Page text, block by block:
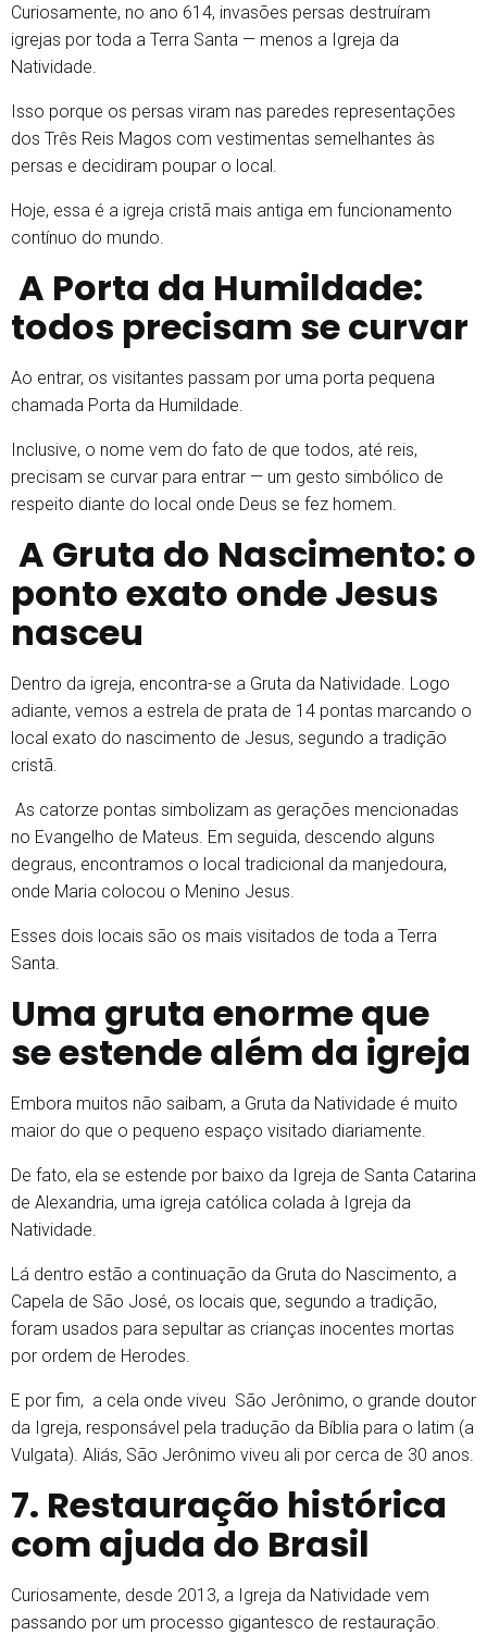
Curiosamente, no ano 614, invasões persas destruíram
igrejas por toda a Terra Santa — menos a Igreja da
Natividade.
Isso porque os persas viram nas paredes representações
dos Três Reis Magos com vestimentas semelhantes às
persas e decidiram poupar o local.
Hoje, essa é a igreja cristã mais antiga em funcionamento
contínuo do mundo.
A Porta da Humildade:
todos precisam se curvar
Ao entrar, os visitantes passam por uma porta pequena
chamada Porta da Humildade.
Inclusive, o nome vem do fato de que todos, até reis,
precisam se curvar para entrar — um gesto simbólico de
respeito diante do local onde Deus se fez homem.
A Gruta do Nascimento: o
ponto exato onde Jesus
nasceu
Dentro da igreja, encontra-se a Gruta da Natividade. Logo
adiante, vemos a estrela de prata de 14 pontas marcando o
local exato do nascimento de Jesus, segundo a tradição
cristã.
As catorze pontas simbolizam as gerações mencionadas
no Evangelho de Mateus. Em seguida, descendo alguns
degraus, encontramos o local tradicional da manjedoura,
onde Maria colocou o Menino Jesus.
Esses dois locais são os mais visitados de toda a Terra
Santa.
Uma gruta enorme que
se estende além da igreja
Embora muitos não saibam, a Gruta da Natividade é muito
maior do que o pequeno espaço visitado diariamente.
De fato, ela se estende por baixo da Igreja de Santa Catarina
de Alexandria, uma igreja católica colada à Igreja da
Natividade.
Lá dentro estão a continuação da Gruta do Nascimento, a
Capela de São José, os locais que, segundo a tradição,
foram usados para sepultar as crianças inocentes mortas
por ordem de Herodes.
E por fim, a cela onde viveu São Jerônimo, o grande doutor
da Igreja, responsável pela tradução da Bíblia para o latim (a
Vulgata). Aliás, São Jerônimo viveu ali por cerca de 30 anos.
7. Restauração histórica
com ajuda do Brasil
Curiosamente, desde 2013, a Igreja da Natividade vem
passando por um processo gigantesco de restauração.